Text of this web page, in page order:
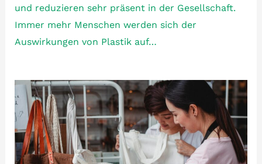
und reduzieren sehr präsent in der Gesellschaft.
Immer mehr Menschen werden sich der
Auswirkungen von Plastik auf…